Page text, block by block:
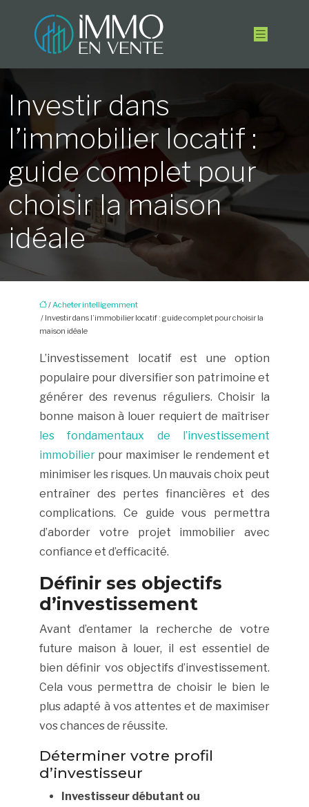
Investir dans
l’immobilier locatif :
guide complet pour
choisir la maison
idéale
/Acheter intelligemment
/ Investir dans l’immobilier locatif : guide complet pour choisir la
maison idéale
L’investissement locatif est une option
populaire pour diversifier son patrimoine et
générer des revenus réguliers. Choisir la
bonne maison à louer requiert de maîtriser
les fondamentaux de l’investissement
immobilier pour maximiser le rendement et
minimiser les risques. Un mauvais choix peut
entraîner des pertes financières et des
complications. Ce guide vous permettra
d’aborder votre projet immobilier avec
confiance et d’efficacité.
Définir ses objectifs
d’investissement
Avant d’entamer la recherche de votre
future maison à louer, il est essentiel de
bien définir vos objectifs d’investissement.
Cela vous permettra de choisir le bien le
plus adapté à vos attentes et de maximiser
vos chances de réussite.
Déterminer votre profil
d’investisseur
Investisseur débutant ou